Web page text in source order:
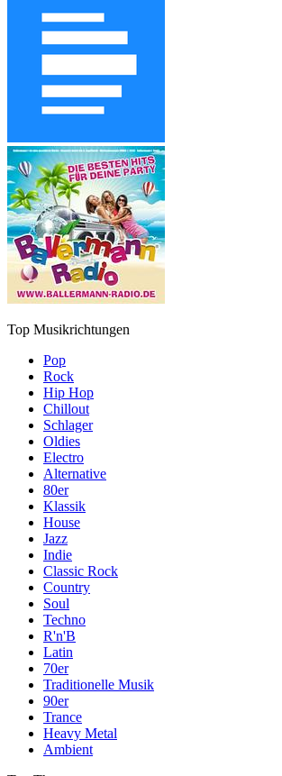
Top Musikrichtungen
Pop
Rock
Hip Hop
Chillout
Schlager
Oldies
Electro
Alternative
80er
Klassik
House
Jazz
Indie
Classic Rock
Country
Soul
Techno
R'n'B
Latin
70er
Traditionelle Musik
90er
Trance
Heavy Metal
Ambient